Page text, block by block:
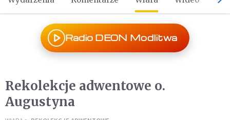
Radio DEON Modlitwa
Rekolekcje adwentowe o.
Augustyna